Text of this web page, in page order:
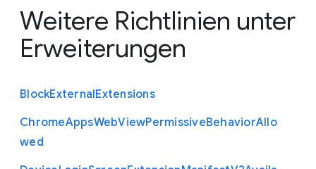
Weitere Richtlinien unter
Erweiterungen
BlockExternalExtensions
ChromeAppsWebViewPermissiveBehaviorAllo
wed